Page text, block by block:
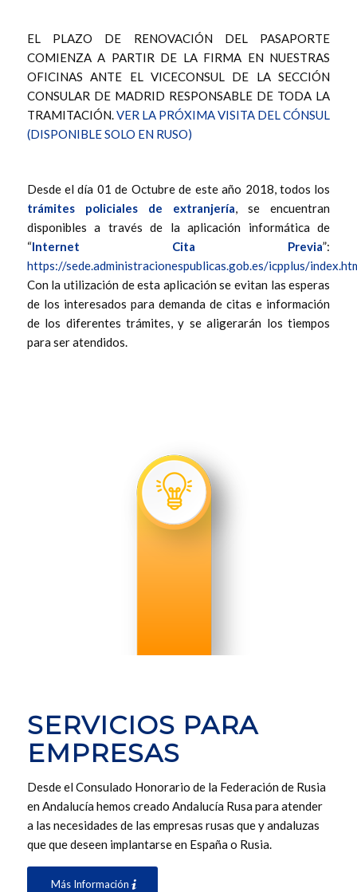
EL PLAZO DE RENOVACIÓN DEL PASAPORTE
COMIENZA A PARTIR DE LA FIRMA EN NUESTRAS
OFICINAS ANTE EL VICECONSUL DE LA SECCIÓN
CONSULAR DE MADRID RESPONSABLE DE TODA LA
TRAMITACIÓN.VER LA PRÓXIMA VISITA DEL CÓNSUL
(DISPONIBLE SOLO EN RUSO)
Desde el día 01 de Octubre de este año 2018, todos los
trámites policiales de extranjería, se encuentran
disponibles a través de la aplicación informática de
“Internet Cita Previa”:
https://sede.administracionespublicas.gob.es/icpplus/
Con la utilización de esta aplicación se evitan las esperas
de los interesados para demanda de citas e información
de los diferentes trámites, y se aligerarán los tiempos
para ser atendidos.
SERVICIOS PARA
EMPRESAS
Desde el Consulado Honorario de la Federación de Rusia
en Andalucía hemos creado Andalucía Rusa para atender
a las necesidades de las empresas rusas que y andaluzas
que que deseen implantarse en España o Rusia.
Más Información